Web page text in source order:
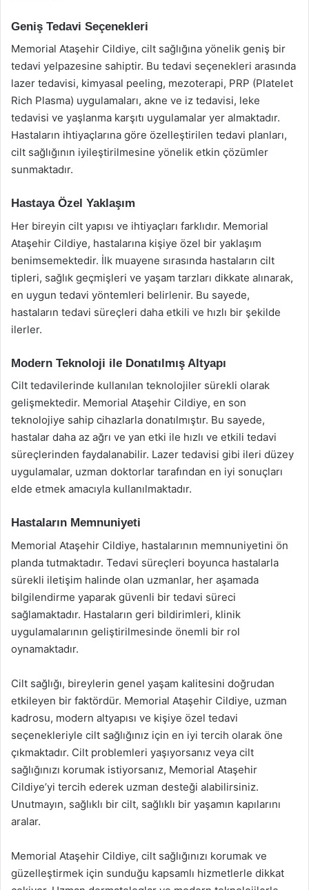
Geniş Tedavi Seçenekleri
Memorial Ataşehir Cildiye, cilt sağlığına yönelik geniş bir
tedavi yelpazesine sahiptir. Bu tedavi seçenekleri arasında
lazer tedavisi, kimyasal peeling, mezoterapi, PRP (Platelet
Rich Plasma) uygulamaları, akne ve iz tedavisi, leke
tedavisi ve yaşlanma karşıtı uygulamalar yer almaktadır.
Hastaların ihtiyaçlarına göre özelleştirilen tedavi planları,
cilt sağlığının iyileştirilmesine yönelik etkin çözümler
sunmaktadır.
Hastaya Özel Yaklaşım
Her bireyin cilt yapısı ve ihtiyaçları farklıdır. Memorial
Ataşehir Cildiye, hastalarına kişiye özel bir yaklaşım
benimsemektedir. İlk muayene sırasında hastaların cilt
tipleri, sağlık geçmişleri ve yaşam tarzları dikkate alınarak,
en uygun tedavi yöntemleri belirlenir. Bu sayede,
hastaların tedavi süreçleri daha etkili ve hızlı bir şekilde
ilerler.
Modern Teknoloji ile Donatılmış Altyapı
Cilt tedavilerinde kullanılan teknolojiler sürekli olarak
gelişmektedir. Memorial Ataşehir Cildiye, en son
teknolojiye sahip cihazlarla donatılmıştır. Bu sayede,
hastalar daha az ağrı ve yan etki ile hızlı ve etkili tedavi
süreçlerinden faydalanabilir. Lazer tedavisi gibi ileri düzey
uygulamalar, uzman doktorlar tarafından en iyi sonuçları
elde etmek amacıyla kullanılmaktadır.
Hastaların Memnuniyeti
Memorial Ataşehir Cildiye, hastalarının memnuniyetini ön
planda tutmaktadır. Tedavi süreçleri boyunca hastalarla
sürekli iletişim halinde olan uzmanlar, her aşamada
bilgilendirme yaparak güvenli bir tedavi süreci
sağlamaktadır. Hastaların geri bildirimleri, klinik
uygulamalarının geliştirilmesinde önemli bir rol
oynamaktadır.
Cilt sağlığı, bireylerin genel yaşam kalitesini doğrudan
etkileyen bir faktördür. Memorial Ataşehir Cildiye, uzman
kadrosu, modern altyapısı ve kişiye özel tedavi
seçenekleriyle cilt sağlığınız için en iyi tercih olarak öne
çıkmaktadır. Cilt problemleri yaşıyorsanız veya cilt
sağlığınızı korumak istiyorsanız, Memorial Ataşehir
Cildiye’yi tercih ederek uzman desteği alabilirsiniz.
Unutmayın, sağlıklı bir cilt, sağlıklı bir yaşamın kapılarını
aralar.
Memorial Ataşehir Cildiye, cilt sağlığınızı korumak ve
güzelleştirmek için sunduğu kapsamlı hizmetlerle dikkat